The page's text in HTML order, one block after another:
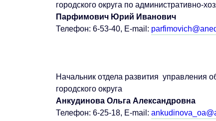
городского округа по административно-
Парфимович Юрий Иванович
Телефон: 6-53-40, E-mail:
Начальник отдела развития управления
городского округа
Анкудинова Ольга Александровна
Телефон: 6-25-18, E-mail: